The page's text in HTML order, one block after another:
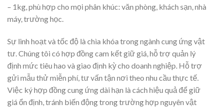
– 1kg, phù hợp cho mọi phân khúc: văn phòng, khách sạn, nhà
máy, trường học.
Sự linh hoạt và tốc độ là chìa khóa trong ngành cung ứng vật
tư. Chúng tôi có hợp đồng cam kết giữ giá, hỗ trợ quản lý
định mức tiêu hao và giao định kỳ cho doanh nghiệp. Hỗ trợ
gửi mẫu thử miễn phí, tư vấn tận nơi theo nhu cầu thực tế.
Việc ký hợp đồng cung ứng dài hạn là cách hiệu quả để giữ
giá ổn định, tránh biến động trong trường hợp nguyên vật